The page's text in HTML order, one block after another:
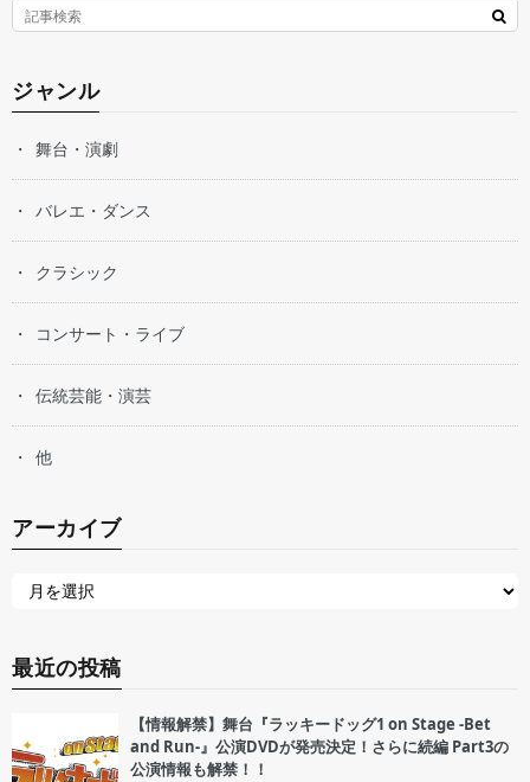
ジャンル
舞台・演劇
バレエ・ダンス
クラシック
コンサート・ライブ
伝統芸能・演芸
他
アーカイブ
最近の投稿
【情報解禁】舞台『ラッキードッグ1 on Stage -Bet
and Run-』公演DVDが発売決定！さらに続編 Part3の
公演情報も解禁！！